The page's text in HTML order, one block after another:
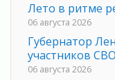
Лето в ритме
06 августа 2026
Губернатор
участников СВО
06 августа 2026